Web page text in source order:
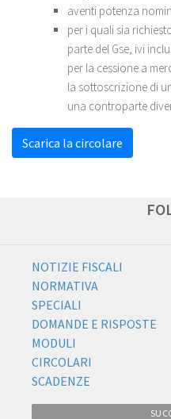
aventi potenza
per i quali sia
parte del Gse, ivi
per la cessione a
la sottoscrizione di
una controparte
Scarica la circolare
NOTIZIE FISCALI
NORMATIVA
SPECIALI
DOMANDE E RISPOSTE
MODULI
CIRCOLARI
SCADENZE